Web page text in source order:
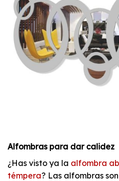
Alfombras para dar calidez
¿Has visto ya la alfombra
témpera? Las alfombras